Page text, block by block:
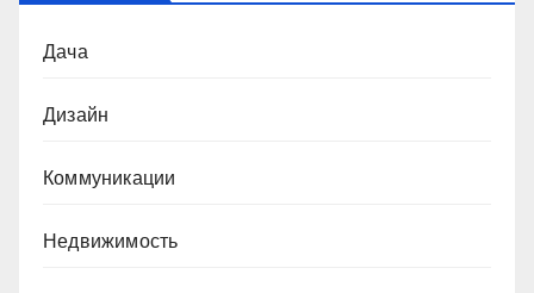
Дача
Дизайн
Коммуникации
Недвижимость